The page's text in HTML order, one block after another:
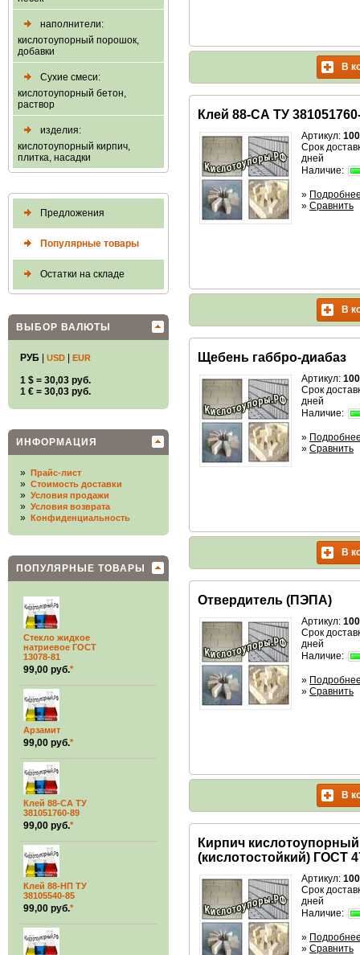
наполнители:
кислотоупорный порошок,
добавки
Сухие смеси:
кислотоупорный бетон,
раствор
изделия:
кислотоупорный кирпич,
плитка, насадки
Предложения
Популярные товары
Остатки на складе
ВЫБОР ВАЛЮТЫ
РУБ USD EUR
1 $ = 30,03 руб.
1 € = 30,03 руб.
ИНФОРМАЦИЯ
» Прайс-лист
» Стоимость доставки
» Условия продажи
» Условия возврата
» Конфиденциальность
ПОПУЛЯРНЫЕ ТОВАРЫ
Стекло жидкое
натриевое ГОСТ
13078-81
99,00 руб.*
Арзамит
99,00 руб.*
Клей 88-СА ТУ
381051760-89
99,00 руб.*
Клей 88-НП ТУ
38105540-85
99,00 руб.*
В
Клей 88-СА ТУ
Артикул:
Срок
дней
Наличие:
»
» Сравнить
В
Щебень габбро-диабаз
Артикул:
Срок
дней
Наличие:
»
» Сравнить
В
Отвердитель (ПЭПА)
Артикул:
Срок
дней
Наличие:
»
» Сравнить
В
Кирпич кислотоупорный
(кислотостойкий) ГОСТ
Артикул:
Срок
дней
Наличие:
»
» Сравнить